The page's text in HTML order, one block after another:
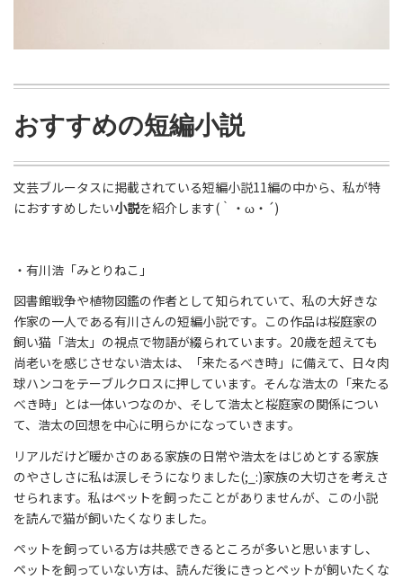
おすすめの短編小説
文芸ブルータスに掲載されている短編小説11編の中から、私が特
におすすめしたい小説を紹介します(｀・ω・´)
・有川浩「みとりねこ」
図書館戦争や植物図鑑の作者として知られていて、私の大好きな
作家の一人である有川さんの短編小説です。この作品は桜庭家の
飼い猫「浩太」の視点で物語が綴られています。20歳を超えても
尚老いを感じさせない浩太は、「来たるべき時」に備えて、日々肉
球ハンコをテーブルクロスに押しています。そんな浩太の「来たる
べき時」とは一体いつなのか、そして浩太と桜庭家の関係につい
て、浩太の回想を中心に明らかになっていきます。
リアルだけど暖かさのある家族の日常や浩太をはじめとする家族
のやさしさに私は涙しそうになりました(;_:)家族の大切さを考えさ
せられます。私はペットを飼ったことがありませんが、この小説
を読んで猫が飼いたくなりました。
ペットを飼っている方は共感できるところが多いと思いますし、
ペットを飼っていない方は、読んだ後にきっとペットが飼いたくな